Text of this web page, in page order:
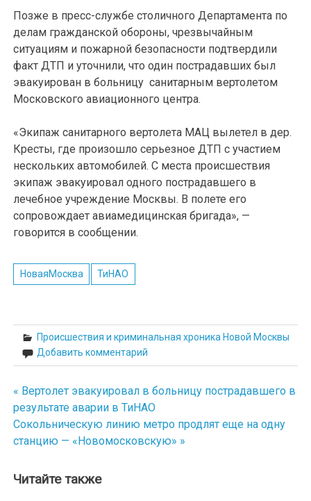
Позже в пресс-службе столичного Департамента по
делам гражданской обороны, чрезвычайным
ситуациям и пожарной безопасности подтвердили
факт ДТП и уточнили, что один пострадавших был
эвакуирован в больницу санитарным вертолетом
Московского авиационного центра.
«Экипаж санитарного вертолета МАЦ вылетел в дер.
Кресты, где произошло серьезное ДТП с участием
нескольких автомобилей. С места происшествия
экипаж эвакуировал одного пострадавшего в
лечебное учреждение Москвы. В полете его
сопровождает авиамедицинская бригада», —
говорится в сообщении.
НоваяМосква ТиНАО
Происшествия и криминальная хроника Новой Москвы
Добавить комментарий
Навигация
по
записям
« Вертолет эвакуировал в больницу пострадавшего в
результате аварии в ТиНАО
Сокольническую линию метро продлят еще на одну
станцию — «Новомосковскую» »
Читайте также